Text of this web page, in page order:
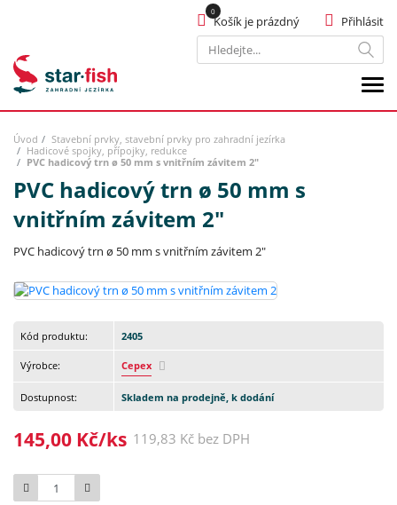
Hledat
Přihlásit
Košík je prázdný
Úvod
Stavební prvky, stavební prvky pro zahradní jezírka
Hadicové spojky, přípojky, redukce
PVC hadicový trn ø 50 mm s vnitřním závitem 2"
PVC hadicový trn ø 50 mm s
vnitřním závitem 2"
PVC hadicový trn ø 50 mm s vnitřním závitem 2"
Kód produktu: 2405
Výrobce: Cepex
Dostupnost: Skladem na prodejně, k dodání
145,00 Kč/ks 119,83 Kč bez DPH
Počet